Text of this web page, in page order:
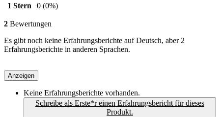
1 Stern
0 (0%)
2 Bewertungen
Es gibt noch keine Erfahrungsberichte auf Deutsch, aber 2
Erfahrungsberichte in anderen Sprachen.
Anzeigen
Keine Erfahrungsberichte vorhanden.
Schreibe als Erste*r einen Erfahrungsbericht für dieses
Produkt.